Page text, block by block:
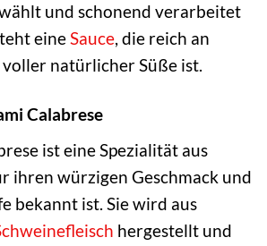
und schonend verarbeitet
eineSauce, die reich an
natürlicher Süße ist.
Calabrese
ist eine Spezialität aus
ihren würzigen Geschmack und
bekannt ist. Sie wird aus
hergestellt und